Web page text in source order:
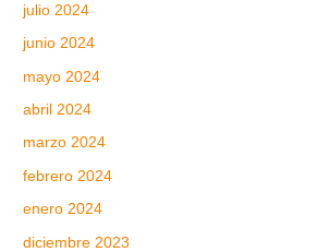
julio 2024
junio 2024
mayo 2024
abril 2024
marzo 2024
febrero 2024
enero 2024
diciembre 2023